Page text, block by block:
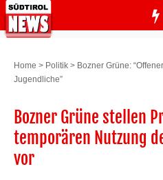
Home > Politik > Bozner Grüne:
Jugendliche”
Bozner Grüne stellen
temporären Nutzung
vor